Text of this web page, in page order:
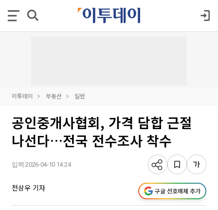
이투데이 부동산 일반
공인중개사협회, 가격 담합 근절
나선다…전국 전수조사 착수
입력 2026-04-10 14:24
천상우 기자 구글 선호매체 추가